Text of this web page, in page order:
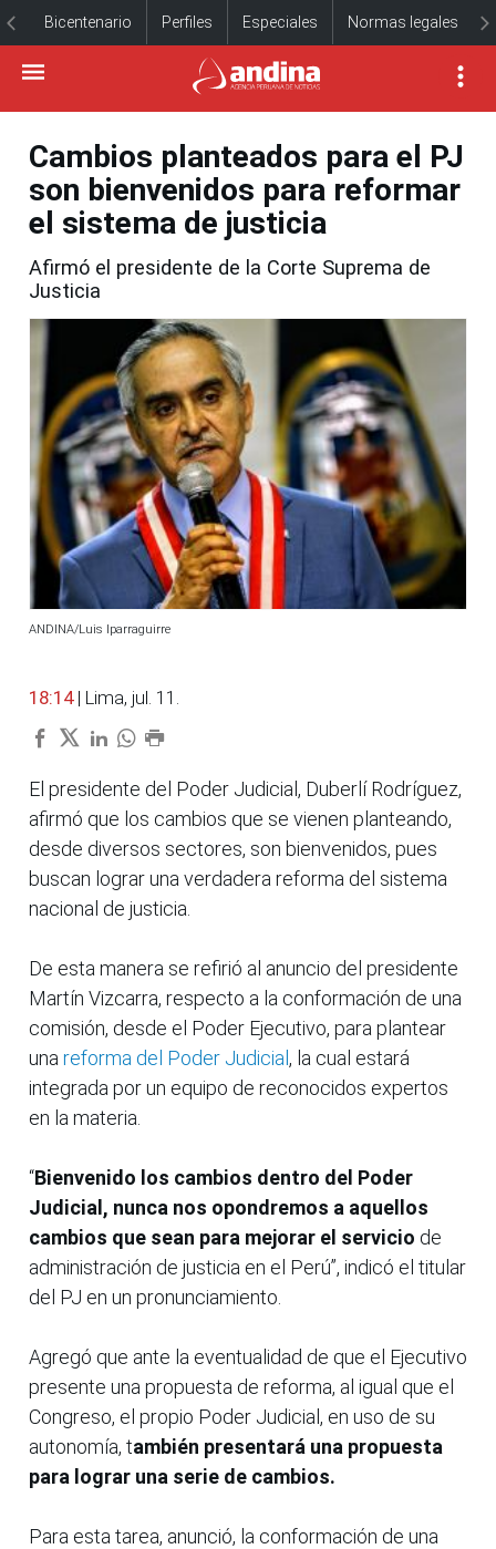
Bicentenario Perfiles Especiales Normas legales
Cambios planteados para el PJ
son bienvenidos para reformar
el sistema de justicia
Afirmó el presidente de la Corte Suprema de
Justicia
ANDINA/Luis Iparraguirre
18:14 | Lima, jul. 11.
El presidente del Poder Judicial, Duberlí Rodríguez,
afirmó que los cambios que se vienen planteando,
desde diversos sectores, son bienvenidos, pues
buscan lograr una verdadera reforma del sistema
nacional de justicia.
De esta manera se refirió al anuncio del presidente
Martín Vizcarra, respecto a la conformación de una
comisión, desde el Poder Ejecutivo, para plantear
una reforma del Poder Judicial , la cual estará
integrada por un equipo de reconocidos expertos
en la materia.
“Bienvenido los cambios dentro del Poder
Judicial, nunca nos opondremos a aquellos
cambios que sean para mejorar el servicio de
administración de justicia en el Perú”, indicó el titular
del PJ en un pronunciamiento.
Agregó que ante la eventualidad de que el Ejecutivo
presente una propuesta de reforma, al igual que el
Congreso, el propio Poder Judicial, en uso de su
autonomía, también presentará una propuesta
para lograr una serie de cambios.
Para esta tarea, anunció, la conformación de una